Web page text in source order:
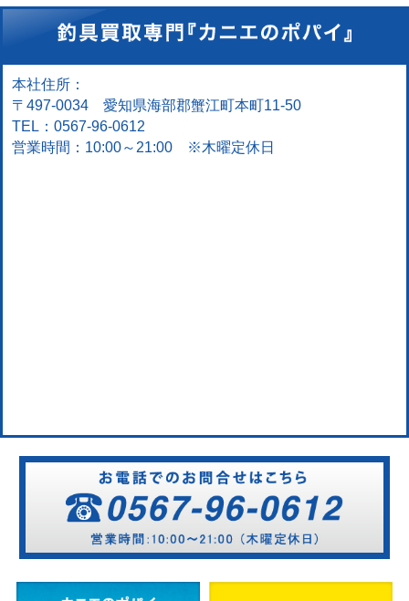
本社住所：
〒497-0034 愛知県海部郡蟹江町本町11-50
TEL：0567-96-0612
営業時間：10:00～21:00 ※木曜定休日